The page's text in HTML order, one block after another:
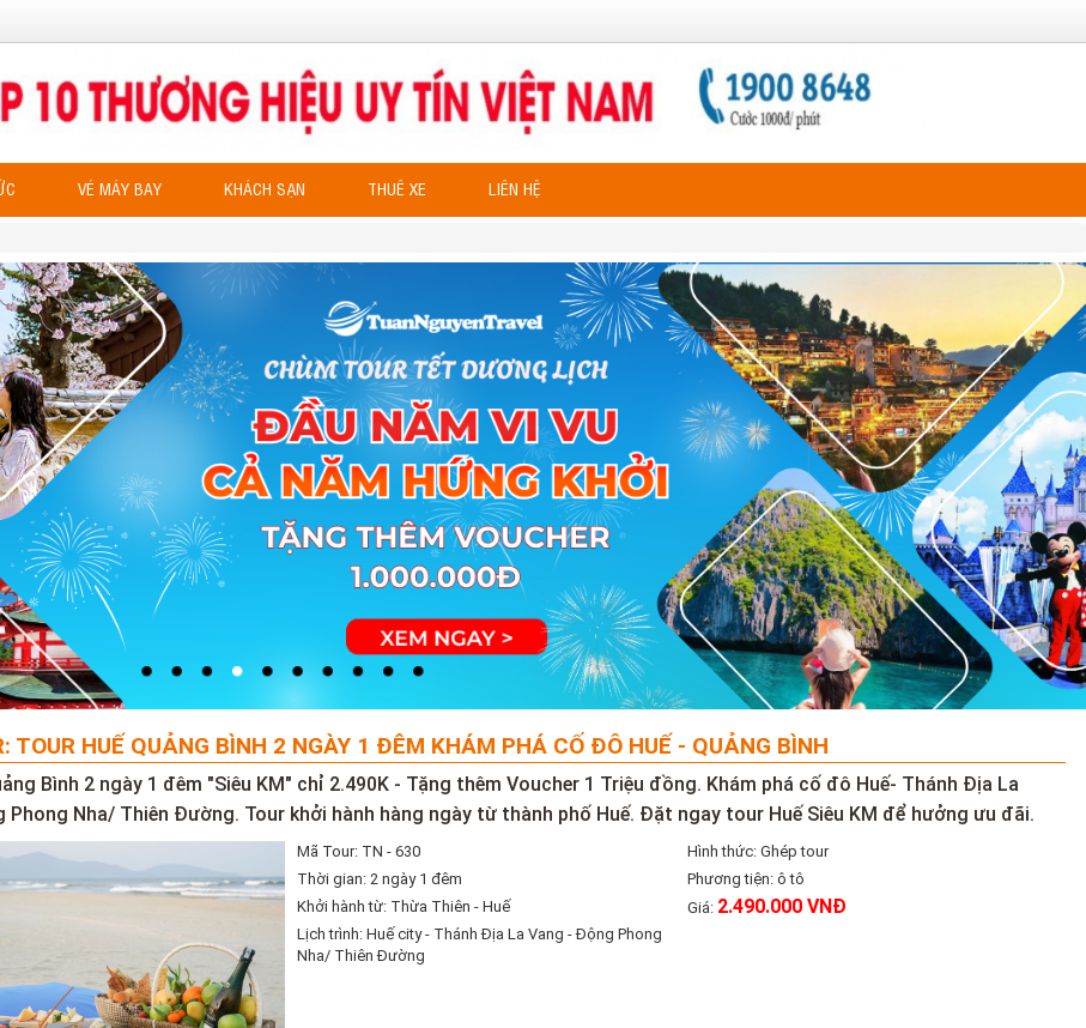
VÉ MÁY BAY KHÁCH SẠN THUÊ XE LIÊN HỆ
TOUR HUẾ QUẢNG BÌNH 2 NGÀY 1 ĐÊM KHÁM PHÁ CỐ ĐÔ HUẾ - QUẢNG BÌNH
Bình 2 ngày 1 đêm "Siêu KM" chỉ 2.490K - Tặng thêm Voucher 1 Triệu đồng. Khám phá cố đô Huế- Thánh Địa La
Phong Nha/ Thiên Đường. Tour khởi hành hàng ngày từ thành phố Huế. Đặt ngay tour Huế Siêu KM để hưởng ưu đãi.
Mã Tour: TN - 630
Thời gian: 2 ngày 1 đêm
Khởi hành từ: Thừa Thiên - Huế
Lịch trình: Huế city - Thánh Địa La Vang - Động Phong
Nha/ Thiên Đường
Hình thức: Ghép tour
Phương tiện: ô tô
Giá: 2.490.000 VNĐ